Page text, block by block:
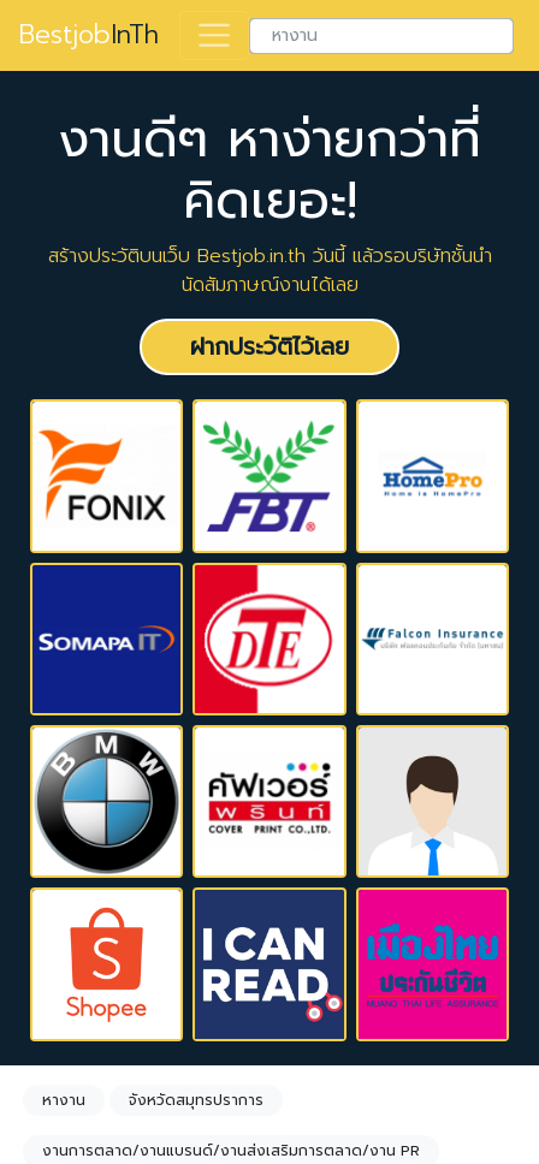
BestjobInTh
งานดีๆ หาง่ายกว่าที่
คิดเยอะ!
สร้างประวัติบนเว็บ Bestjob.in.th วันนี้ แล้วรอบริษัทชั้นนำ
นัดสัมภาษณ์งานได้เลย
ฝากประวัติไว้เลย
หางาน จังหวัดสมุทรปราการ
งานการตลาด/งานแบรนด์/งานส่งเสริมการตลาด/งาน PR